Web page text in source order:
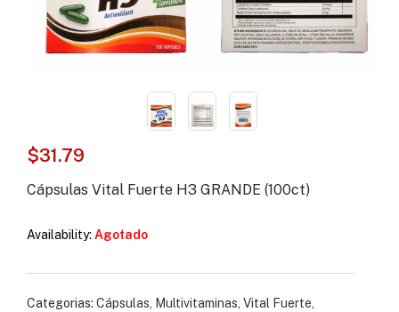
Populares )
$31.79
Cápsulas Vital Fuerte H3 GRANDE (100ct)
Availability: Agotado
Categorias: Cápsulas, Multivitaminas, Vital Fuerte,